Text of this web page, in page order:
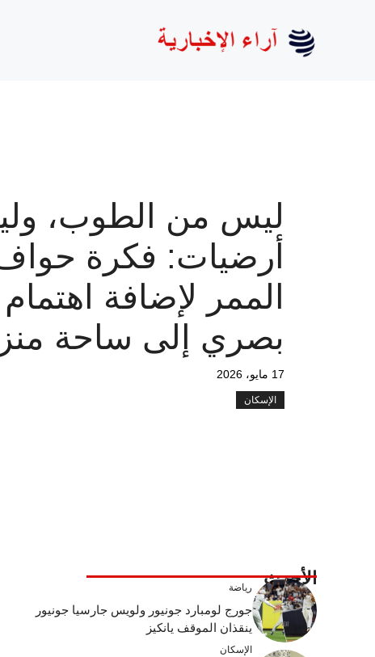
ليس من الطوب،
أرضيات: فكرة
الممر لإضافة اهتمام
بصري إلى ساحة
17 مايو، 2026
الإسكان
الأحدث رياضة
جورج لومبارد جونيور ولويس جارسيا جونيور
ينقذان الموقف يانكيز
الإسكان